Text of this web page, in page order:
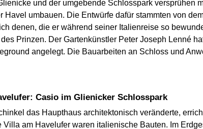
und der umgebende Schlosspark versprühen
Havel umbauen. Die Entwürfe dafür stammten von
denen, die er während seiner Italienreise so
Prinzen. Der Gartenkünstler Peter Joseph Lenné
angelegt. Die Bauarbeiten an Schloss und
Casio im Glienicker Schlosspark
das Haupthaus architektonisch veränderte,
Villa am Havelufer waren italienische Bauten. Im